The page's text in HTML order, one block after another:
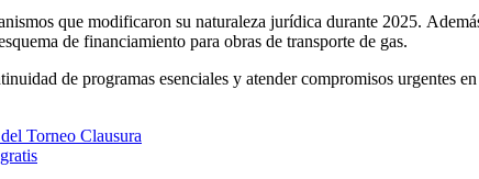
que modificaron su naturaleza jurídica durante 2025.
de financiamiento para obras de transporte de gas.
de programas esenciales y atender compromisos urgentes
Torneo Clausura